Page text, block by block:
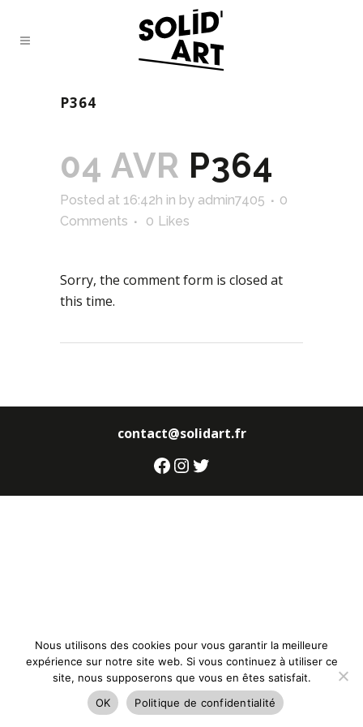
P364
04 AVR P364
Posted at 16:42h in by admin7405
0
Comments
0 Likes
Sorry, the comment form is closed at
this time.
contact@solidart.fr
Facebook
Instagram
Twitter
Nous utilisons des cookies pour vous garantir la meilleure
expérience sur notre site web. Si vous continuez à utiliser ce
site, nous supposerons que vous en êtes satisfait.
OK
Politique de confidentialité